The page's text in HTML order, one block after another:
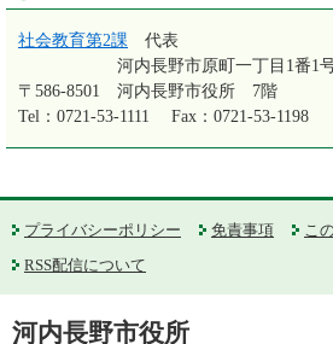
社会教育第2課 代表
〒586-8501
河内長野市原町一丁目1番1
河内長野市役所 7階
Tel：0721-53-1111
Fax：0721-53-1198
プライバシーポリシー 免責事項
こ
RSS配信について
河内長野市役所